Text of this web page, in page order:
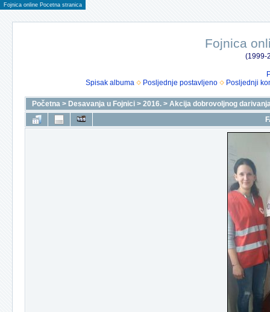
Fojnica online Pocetna stranica
Fojnica
(1999-
Spisak albuma
Posljednje postavljeno Posljednji
Početna > Desavanja u Fojnici > 2016. > Akcija dobrovoljnog